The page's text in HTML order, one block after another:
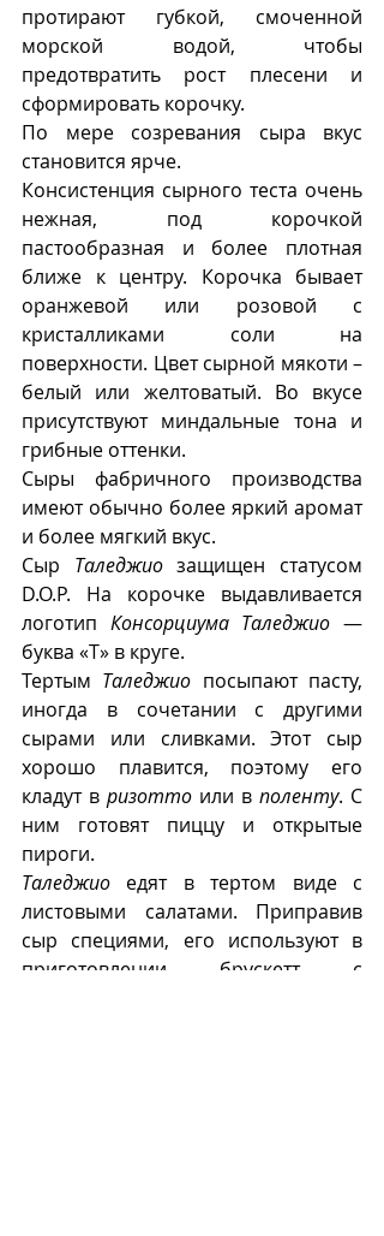
протирают губкой, смоченной
морской водой, чтобы
предотвратить рост плесени и
сформировать корочку.
По мере созревания сыра вкус
становится ярче.
Консистенция сырного теста очень
нежная, под корочкой
пастообразная и более плотная
ближе к центру. Корочка бывает
оранжевой или розовой с
кристалликами соли на
поверхности. Цвет сырной мякоти –
белый или желтоватый. Во вкусе
присутствуют миндальные тона и
грибные оттенки.
Сыры фабричного производства
имеют обычно более яркий аромат
и более мягкий вкус.
Сыр Таледжио защищен статусом
D.O.P. На корочке выдавливается
логотип Консорциума Таледжио —
буква «Т» в круге.
Тертым Таледжио посыпают пасту,
иногда в сочетании с другими
сырами или сливками. Этот сыр
хорошо плавится, поэтому его
кладут в ризотто или в поленту. С
ним готовят пиццу и открытые
пироги.
Таледжио едят в тертом виде с
листовыми салатами. Приправив
сыр специями, его используют в
приготовлении брускетт с